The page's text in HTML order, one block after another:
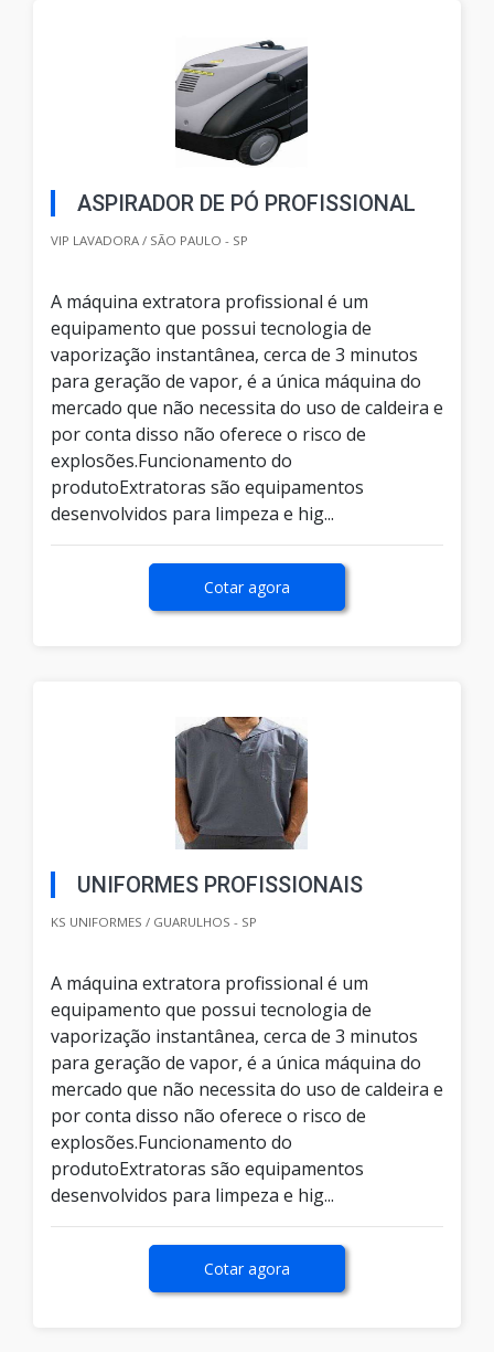
ASPIRADOR DE PÓ PROFISSIONAL
VIP LAVADORA / SÃO PAULO - SP
A máquina extratora profissional é um
equipamento que possui tecnologia de
vaporização instantânea, cerca de 3 minutos
para geração de vapor, é a única máquina do
mercado que não necessita do uso de caldeira e
por conta disso não oferece o risco de
explosões.Funcionamento do
produtoExtratoras são equipamentos
desenvolvidos para limpeza e hig...
Cotar agora
UNIFORMES PROFISSIONAIS
KS UNIFORMES / GUARULHOS - SP
A máquina extratora profissional é um
equipamento que possui tecnologia de
vaporização instantânea, cerca de 3 minutos
para geração de vapor, é a única máquina do
mercado que não necessita do uso de caldeira e
por conta disso não oferece o risco de
explosões.Funcionamento do
produtoExtratoras são equipamentos
desenvolvidos para limpeza e hig...
Cotar agora